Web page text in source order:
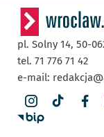
pl. Solny 14, 50-
tel. 71 776 71 42
e-mail: